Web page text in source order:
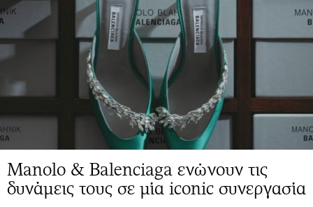
Manolo & Balenciaga ενώνουν τις
δυνάμεις τους σε μία iconic συνεργασία